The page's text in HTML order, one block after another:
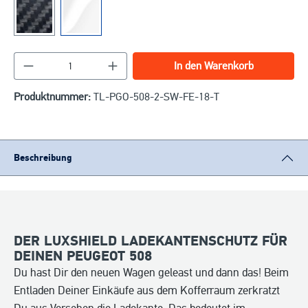
Produkt Anzahl: Gib den gewünschten Wert
In den Warenkorb
Produktnummer: TL-PGO-508-2-SW-FE-18-T
Beschreibung
DER LUXSHIELD LADEKANTENSCHUTZ FÜR
DEINEN PEUGEOT 508
Du hast Dir den neuen Wagen geleast und dann das! Beim
Entladen Deiner Einkäufe aus dem Kofferraum zerkratzt